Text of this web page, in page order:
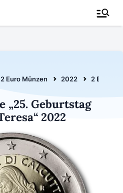
2 Euro Münzen 2022 2 Euro
„25. Geburtstag
2022